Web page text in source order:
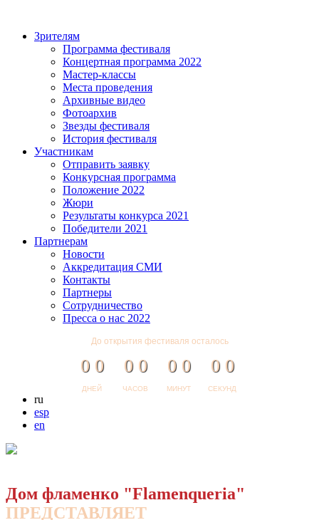
Зрителям
Программа фестиваля
Концертная программа 2022
Мастер-классы
Места проведения
Архивные видео
Фотоархив
Звезды фестиваля
История фестиваля
Участникам
Отправить заявку
Конкурсная программа
Положение 2022
Жюри
Результаты конкурса 2021
Победители 2021
Партнерам
Новости
Аккредитация СМИ
Контакты
Партнеры
Сотрудничество
Пресса о нас 2022
До открытия фестиваля осталось
ДНЕЙ
0 0
ЧАСОВ
0 0
МИНУТ
0 0
СЕКУНД
0 0
ru
esp
en
Дом фламенко "Flamenqueria"
ПРЕДСТАВЛЯЕТ